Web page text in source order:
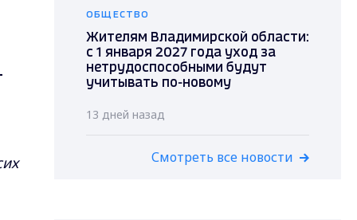
ОБЩЕСТВО
Жителям Владимирской области:
с 1 января 2027 года уход за
нетрудоспособными будут
учитывать по-новому
13 дней назад
Смотреть все новости